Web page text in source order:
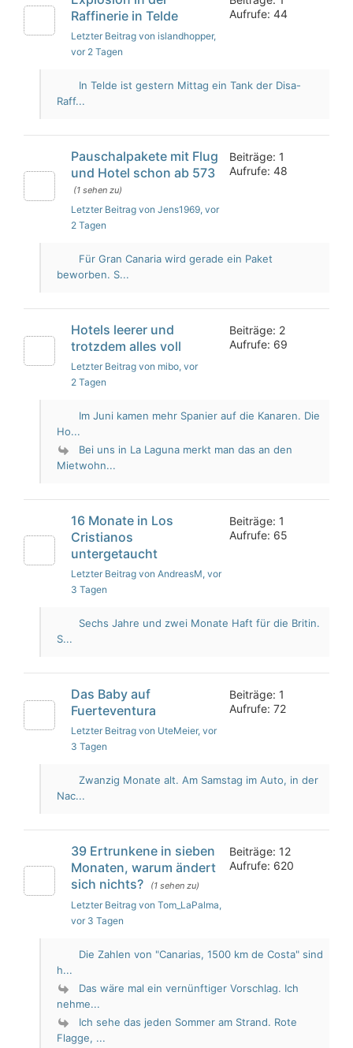
Raffinerie in Telde
Letzter Beitrag von islandhopper,
vor 2 Tagen
Aufrufe: 44
In Telde ist gestern Mittag ein Tank der Disa-
Raff...
Pauschalpakete mit Flug
und Hotel schon ab 573
(1 sehen zu)
Letzter Beitrag von Jens1969, vor
2 Tagen
Beiträge: 1
Aufrufe: 48
Für Gran Canaria wird gerade ein Paket
beworben. S...
Hotels leerer und
trotzdem alles voll
Letzter Beitrag von mibo, vor
2 Tagen
Beiträge: 2
Aufrufe: 69
Im Juni kamen mehr Spanier auf die Kanaren. Die
Ho...
Bei uns in La Laguna merkt man das an den
Mietwohn...
16 Monate in Los
Cristianos
untergetaucht
Letzter Beitrag von AndreasM, vor
3 Tagen
Beiträge: 1
Aufrufe: 65
Sechs Jahre und zwei Monate Haft für die Britin.
S...
Das Baby auf
Fuerteventura
Letzter Beitrag von UteMeier, vor
3 Tagen
Beiträge: 1
Aufrufe: 72
Zwanzig Monate alt. Am Samstag im Auto, in der
Nac...
39 Ertrunkene in sieben
Monaten, warum ändert
sich nichts?
(1 sehen zu)
Letzter Beitrag von Tom_LaPalma,
vor 3 Tagen
Beiträge: 12
Aufrufe: 620
Die Zahlen von "Canarias, 1500 km de Costa" sind
h...
Das wäre mal ein vernünftiger Vorschlag. Ich
nehme...
Ich sehe das jeden Sommer am Strand. Rote
Flagge, ...